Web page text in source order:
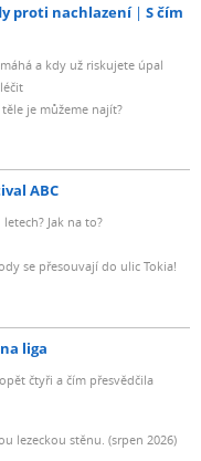
proti nachlazení
S čím
a kdy už riskujete úpal
je můžeme najít?
ABC
Jak na to?
se přesouvají do ulic Tokia!
liga
čtyři a čím přesvědčila
lezeckou stěnu. (srpen 2026)